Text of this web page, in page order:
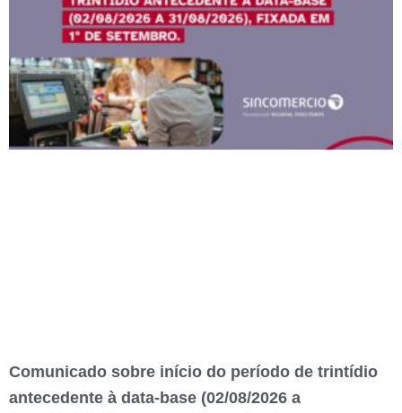
Comunicado sobre início do período de trintídio
antecedente à data-base (02/08/2026 a